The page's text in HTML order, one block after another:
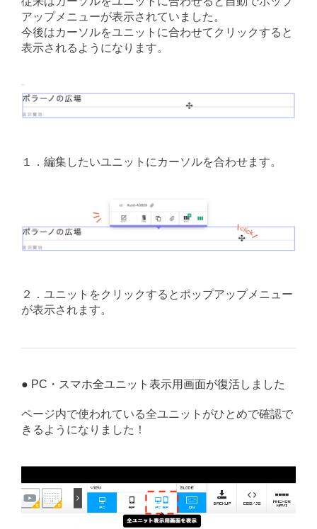
アップメニューが表示されていました。
今後はカーソルをユニットに合わせてクリックすると
表示されるようになります。
１．編集したいユニットにカーソルを合わせます。
２．ユニットをクリックするとポップアップメニュー
が表示されます。
● PC・スマホ全ユニット表示用画面が復活しました
ページ内で使われている全ユニットがひとめで確認で
きるようになりました！